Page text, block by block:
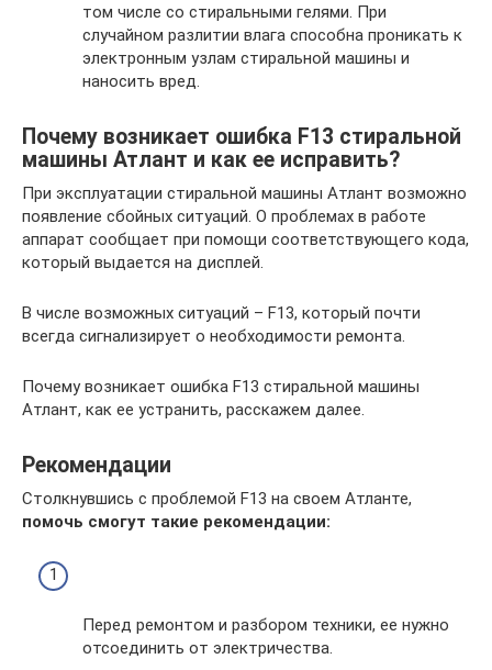
том числе со стиральными гелями. При
случайном разлитии влага способна проникать к
электронным узлам стиральной машины и
наносить вред.
Почему возникает ошибка F13 стиральной
машины Атлант и как ее исправить?
При эксплуатации стиральной машины Атлант возможно
появление сбойных ситуаций. О проблемах в работе
аппарат сообщает при помощи соответствующего кода,
который выдается на дисплей.
В числе возможных ситуаций – F13, который почти
всегда сигнализирует о необходимости ремонта.
Почему возникает ошибка F13 стиральной машины
Атлант, как ее устранить, расскажем далее.
Рекомендации
Столкнувшись с проблемой F13 на своем Атланте,
помочь смогут такие рекомендации:
Перед ремонтом и разбором техники, ее нужно
отсоединить от электричества.